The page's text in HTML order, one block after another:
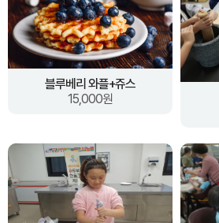
블루베리 와플+쥬스
15,000원